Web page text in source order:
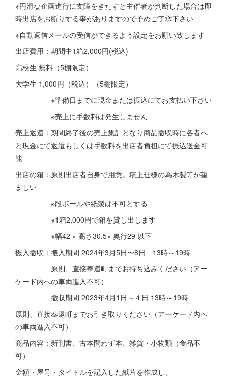
※円滑な企画進行に支障をきたすと主催者が判断した場合は即
時出店をお断りする事がありますので予めご了承下さい
※自動返信メールの受信ができるよう設定をお願い致します
出店費用：期間中1箱2,000円(税込)
高校生 無料（5棚限定）
大学生 1,000円（税込）（5棚限定）
※準備日までに現金または振込にてお支払い下さい
※売上に手数料は発生しません
売上返還：期間終了後の売上集計となり商品撤収時に各者へ
と現金にて返還もしくは手数料を出店者負担にて振込送金可
能
出店の箱：原則出店者自身で用意。積上仕様の為木製等が望
ましい
※段ボールや紙製は不可とする
※1箱2,000円で箱を貸し出します
※幅42 × 高さ30.5× 奥行29 以下
搬入撤収：搬入期間 2024年3月5日〜8日 13時～19時
原則、直接奉還町までお持ち込みください（アー
ケード内への車両進入不可）
撤収期間 2023年4月1日～４日 13時～19時
原則、直接奉還町までお引き取りください（アーケード内へ
の車両進入不可）
商品内容：新刊書、古本問わず本、雑貨・小物類（食品不
可）
金額・屋号・タイトルを記入した紙片を作成し、